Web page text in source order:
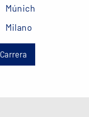
Múnich
Milano
Carrera